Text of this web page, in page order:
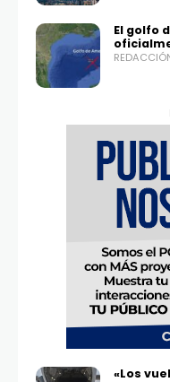
El golfo
«Los